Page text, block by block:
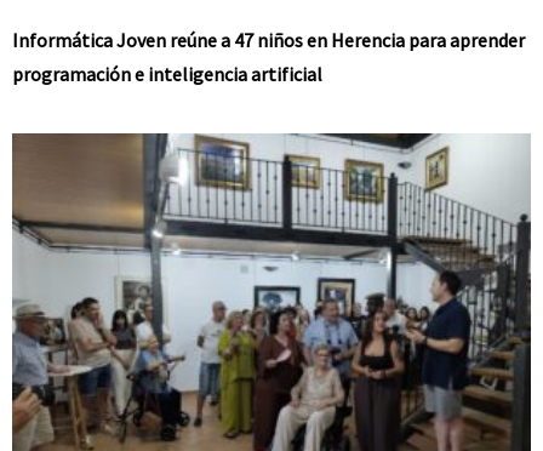
Informática Joven reúne a 47 niños en Herencia para aprender
programación e inteligencia artificial